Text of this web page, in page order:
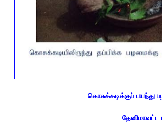
கொசுக்கடிக்குப் பயந்து